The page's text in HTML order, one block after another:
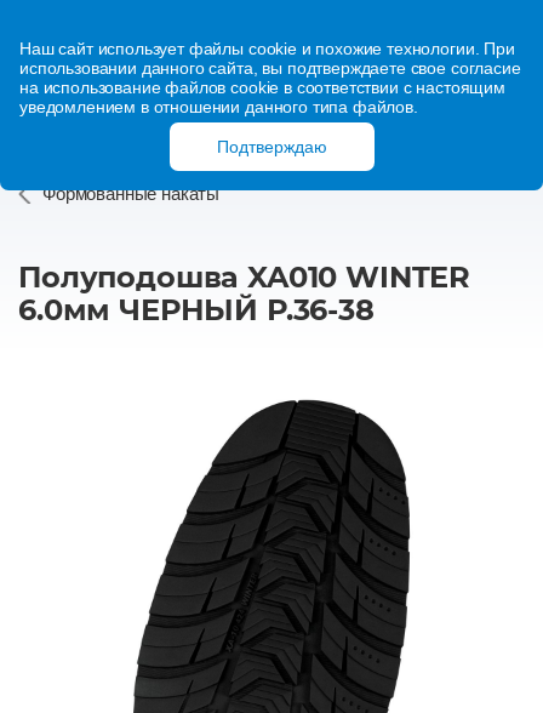
Наш сайт использует файлы cookie и похожие технологии. При
использовании данного сайта, вы подтверждаете свое согласие
на использование файлов cookie в соответствии с настоящим
уведомлением в отношении данного типа файлов.
Подтверждаю
Формованные накаты
Полуподошва XA010 WINTER
6.0мм ЧЕРНЫЙ Р.36-38